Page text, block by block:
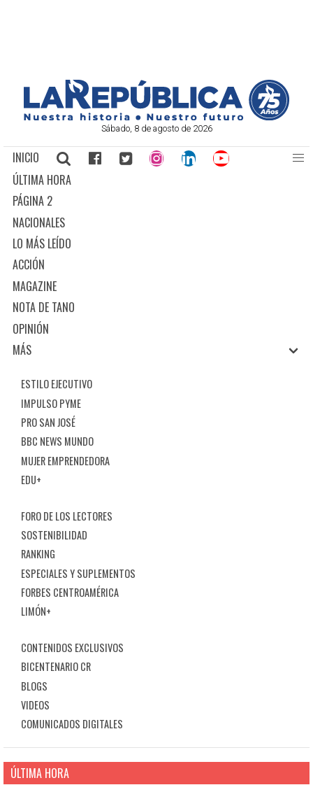
Sábado, 8 de agosto de 2026
INICIO
ÚLTIMA HORA
PÁGINA 2
NACIONALES
LO MÁS LEÍDO
ACCIÓN
MAGAZINE
NOTA DE TANO
OPINIÓN
MÁS
ESTILO EJECUTIVO
IMPULSO PYME
PRO SAN JOSÉ
BBC NEWS MUNDO
MUJER EMPRENDEDORA
EDU+
FORO DE LOS LECTORES
SOSTENIBILIDAD
RANKING
ESPECIALES Y SUPLEMENTOS
FORBES CENTROAMÉRICA
LIMÓN+
CONTENIDOS EXCLUSIVOS
BICENTENARIO CR
BLOGS
VIDEOS
COMUNICADOS DIGITALES
ÚLTIMA HORA